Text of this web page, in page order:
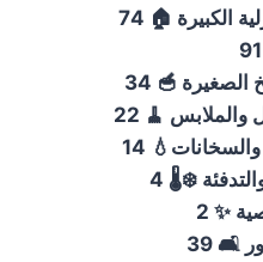
الكبيرة 🏠 74
91
الصغيرة 🥣 34
والملابس 🧹 22
والسخانات💧 14
❄️🌡️
4
✨
2
🛋️
39